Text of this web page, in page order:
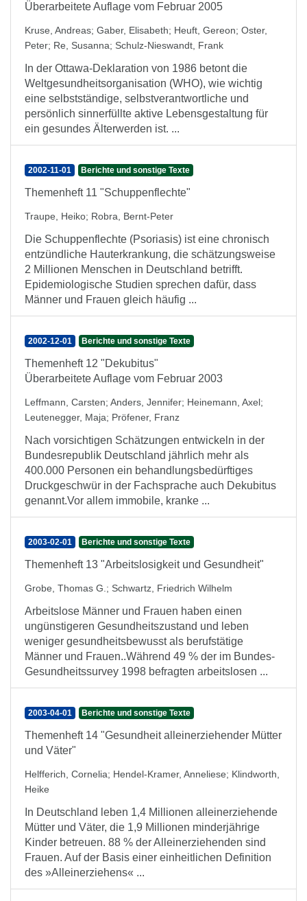
Überarbeitete Auflage vom Februar 2005
Kruse, Andreas; Gaber, Elisabeth; Heuft, Gereon; Oster,
Peter; Re, Susanna; Schulz-Nieswandt, Frank
In der Ottawa-Deklaration von 1986 betont die
Weltgesundheitsorganisation (WHO), wie wichtig
eine selbstständige, selbstverantwortliche und
persönlich sinnerfüllte aktive Lebensgestaltung für
ein gesundes Älterwerden ist. ...
2002-11-01 Berichte und sonstige Texte
Themenheft 11 "Schuppenflechte"
Traupe, Heiko; Robra, Bernt-Peter
Die Schuppenflechte (Psoriasis) ist eine chronisch
entzündliche Hauterkrankung, die schätzungsweise
2 Millionen Menschen in Deutschland betrifft.
Epidemiologische Studien sprechen dafür, dass
Männer und Frauen gleich häufig ...
2002-12-01 Berichte und sonstige Texte
Themenheft 12 "Dekubitus"
Überarbeitete Auflage vom Februar 2003
Leffmann, Carsten; Anders, Jennifer; Heinemann, Axel;
Leutenegger, Maja; Pröfener, Franz
Nach vorsichtigen Schätzungen entwickeln in der
Bundesrepublik Deutschland jährlich mehr als
400.000 Personen ein behandlungsbedürftiges
Druckgeschwür in der Fachsprache auch Dekubitus
genannt.Vor allem immobile, kranke ...
2003-02-01 Berichte und sonstige Texte
Themenheft 13 "Arbeitslosigkeit und Gesundheit"
Grobe, Thomas G. ; Schwartz, Friedrich Wilhelm
Arbeitslose Männer und Frauen haben einen
ungünstigeren Gesundheitszustand und leben
weniger gesundheitsbewusst als berufstätige
Männer und Frauen..Während 49 % der im Bundes-
Gesundheitssurvey 1998 befragten arbeitslosen ...
2003-04-01 Berichte und sonstige Texte
Themenheft 14 "Gesundheit alleinerziehender Mütter
und Väter"
Helfferich, Cornelia; Hendel-Kramer, Anneliese; Klindworth,
Heike
In Deutschland leben 1,4 Millionen alleinerziehende
Mütter und Väter, die 1,9 Millionen minderjährige
Kinder betreuen. 88 % der Alleinerziehenden sind
Frauen. Auf der Basis einer einheitlichen Definition
des »Alleinerziehens« ...